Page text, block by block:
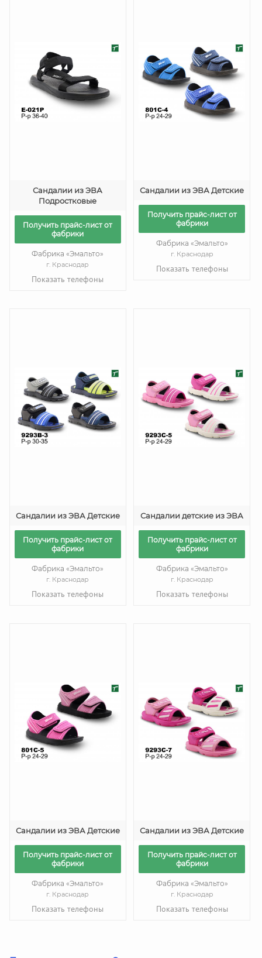
Сандалии из ЭВА
Подростковые
Получить прайс-лист от
фабрики
Фабрика «Эмальто»
г. Краснодар
Показать телефоны
Сандалии из ЭВА Детские
Получить прайс-лист от
фабрики
Фабрика «Эмальто»
г. Краснодар
Показать телефоны
Сандалии из ЭВА Детские
Получить прайс-лист от
фабрики
Фабрика «Эмальто»
г. Краснодар
Показать телефоны
Сандалии детские из ЭВА
Получить прайс-лист от
фабрики
Фабрика «Эмальто»
г. Краснодар
Показать телефоны
Сандалии из ЭВА Детские
Получить прайс-лист от
фабрики
Фабрика «Эмальто»
г. Краснодар
Показать телефоны
Сандалии из ЭВА Детские
Получить прайс-лист от
фабрики
Фабрика «Эмальто»
г. Краснодар
Показать телефоны